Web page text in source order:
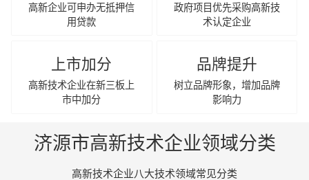
高新企业可申办无抵押信
用贷款
政府项目优先采购高新技
术认定企业
上市加分
高新技术企业在新三板上
市中加分
品牌提升
树立品牌形象，增加品牌
影响力
济源市高新技术企业领域分类
高新技术企业八大技术领域常见分类